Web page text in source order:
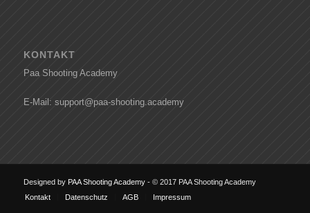
KONTAKT
Paa Shooting Academy
E-Mail: support@paa-shooting.academy
Designed by PAA Shooting Academy- © 2017 PAA Shooting Academy
Kontakt
Datenschutz AGB Impressum